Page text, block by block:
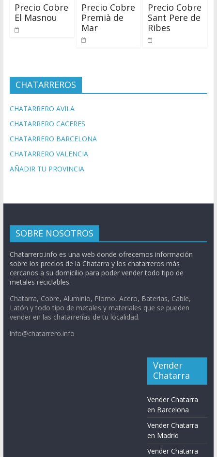
Precio Cobre
El Masnou
Precio Cobre
Premià de
Mar
Precio Cobre
Sant Pere de
Ribes
CHATARREROS
CHATARRERO AVILA
CHATARRERO CACERES
CHATARRERO BARCELONA
CHATARRERO VALENCIA
AÑADIR TU PROVINCIA
SOBRE NOSOTROS
Chatarrero.info es una web donde ofrecemos información
sobre los precios de la Chatarra y los chatarreros más
cercanos a su domicilio para poder vender todo tipo de
metales reciclables.
Chatarra, Cobre, Aluminio, Plomo, Acero, Baterías, Cable,
Latón y todo tipo de metales y materiales que se pueden
vender en las chatarrerías de tu localidad.
info@chatarrero.info
Vender
Chatarra
Vender Chatarra
en Barcelona
Vender Chatarra
en Madrid
Vender Chatarra